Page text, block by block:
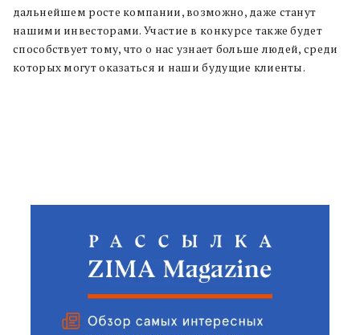
дальнейшем росте компании, возможно, даже станут
нашими инвесторами. Участие в конкурсе также будет
способствует тому, что о нас узнает больше людей, среди
которых могут оказаться и наши будущие клиенты.